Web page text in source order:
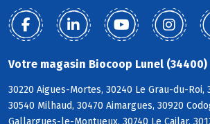
Votre magasin Biocoop Lunel
30220 Aigues-Mortes, 30240 Le Grau-du-Roi,
30540 Milhaud, 30470 Aimargues, 30920